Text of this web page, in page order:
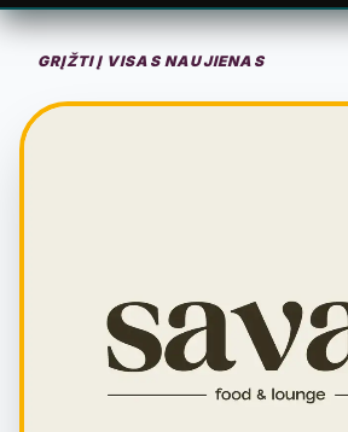
RENGINIAI
GRĮŽTI Į VISAS NAUJIENAS